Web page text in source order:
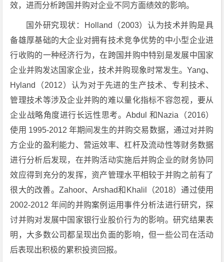
效，进而分析跨国并购对企业不同方面绩效的影响。
国外研究现状：Holland（2003）认为技术并购是具
备雄厚基础的大企业对拥有技术竞争优势的中小型企业进
行收购的一种经济行为，在跨国并购中特别是发展中国家
企业并购发达国家企业，技术并购现象时常发生。Yang、
Hyland（2012）认为对于先进的生产技术、专利技术、
管理技术等涉及企业并购的难以量化指标不容忽视，要从
企业战略角度进行长远性思考。Abdul 和Nazia（2016）
使用 1995-2012 年期间发生的并购交易数据，通过对并购
方企业的盈利能力、营运效率、杠杆及流动性等财务数据
进行分析后发现，在并购活动实施后并购企业的财务协同
效应得到充分的发挥，资产管理水平相较于并购之前有了
很大的改善。Zahoor、Arshad和Khalil（2018）通过使用
2002-2012 年间的并购案例运用事件分析法进行研究，探
讨并购对发展中国家银行业股价行为的影响。研究结果表
明，大多数公司都呈现出负面的影响，但一些公司在活动
后表现出积极的累积投资回报。